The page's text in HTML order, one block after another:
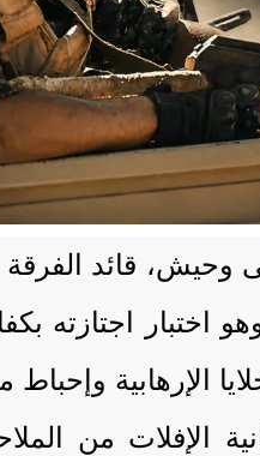
وحيش، قائد
اختبار
الإرهابية
من